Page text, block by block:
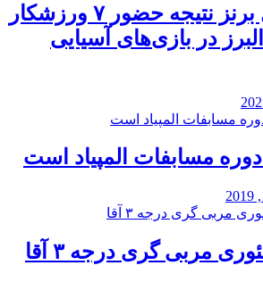
۲ مدال برنز نتیجه حضور ۷ ورزشکار
در بازی‌های آسیایی
مسابفات المپیاد است
مربی گری درجه ۳ آقا